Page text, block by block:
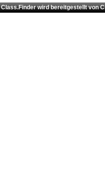
Class.Finder wird bereitgestellt von